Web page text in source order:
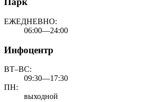
ЕЖЕДНЕВНО:
06:00—24:00
Инфоцентр
ВТ–ВС:
09:30—17:30
ПН:
выходной